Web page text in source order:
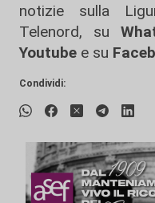
notizie sulla
Telenord, su
Youtube e su
Condividi: